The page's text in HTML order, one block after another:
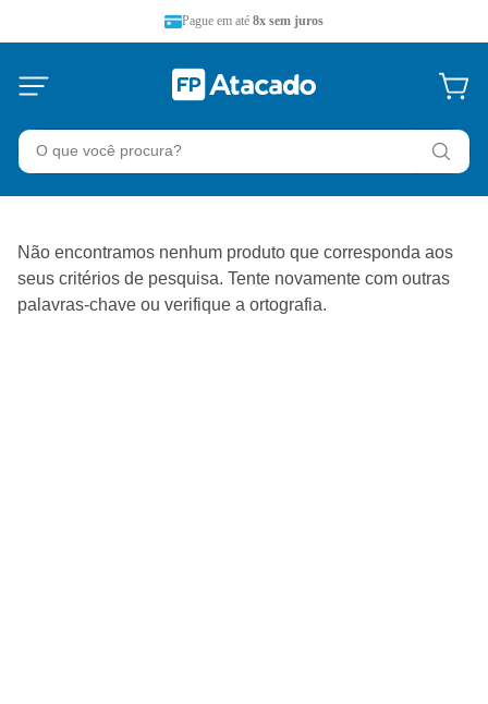
Pague em até 8x sem juros
O que você procura?
Não encontramos nenhum produto que corresponda aos
seus critérios de pesquisa. Tente novamente com outras
palavras-chave ou verifique a ortografia.